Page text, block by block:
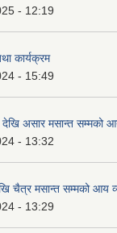
- 12:19
कार्यक्रम
- 15:49
असार मसान्त सम्मको
- 13:32
चैत्र मसान्त सम्मको आय
- 13:29